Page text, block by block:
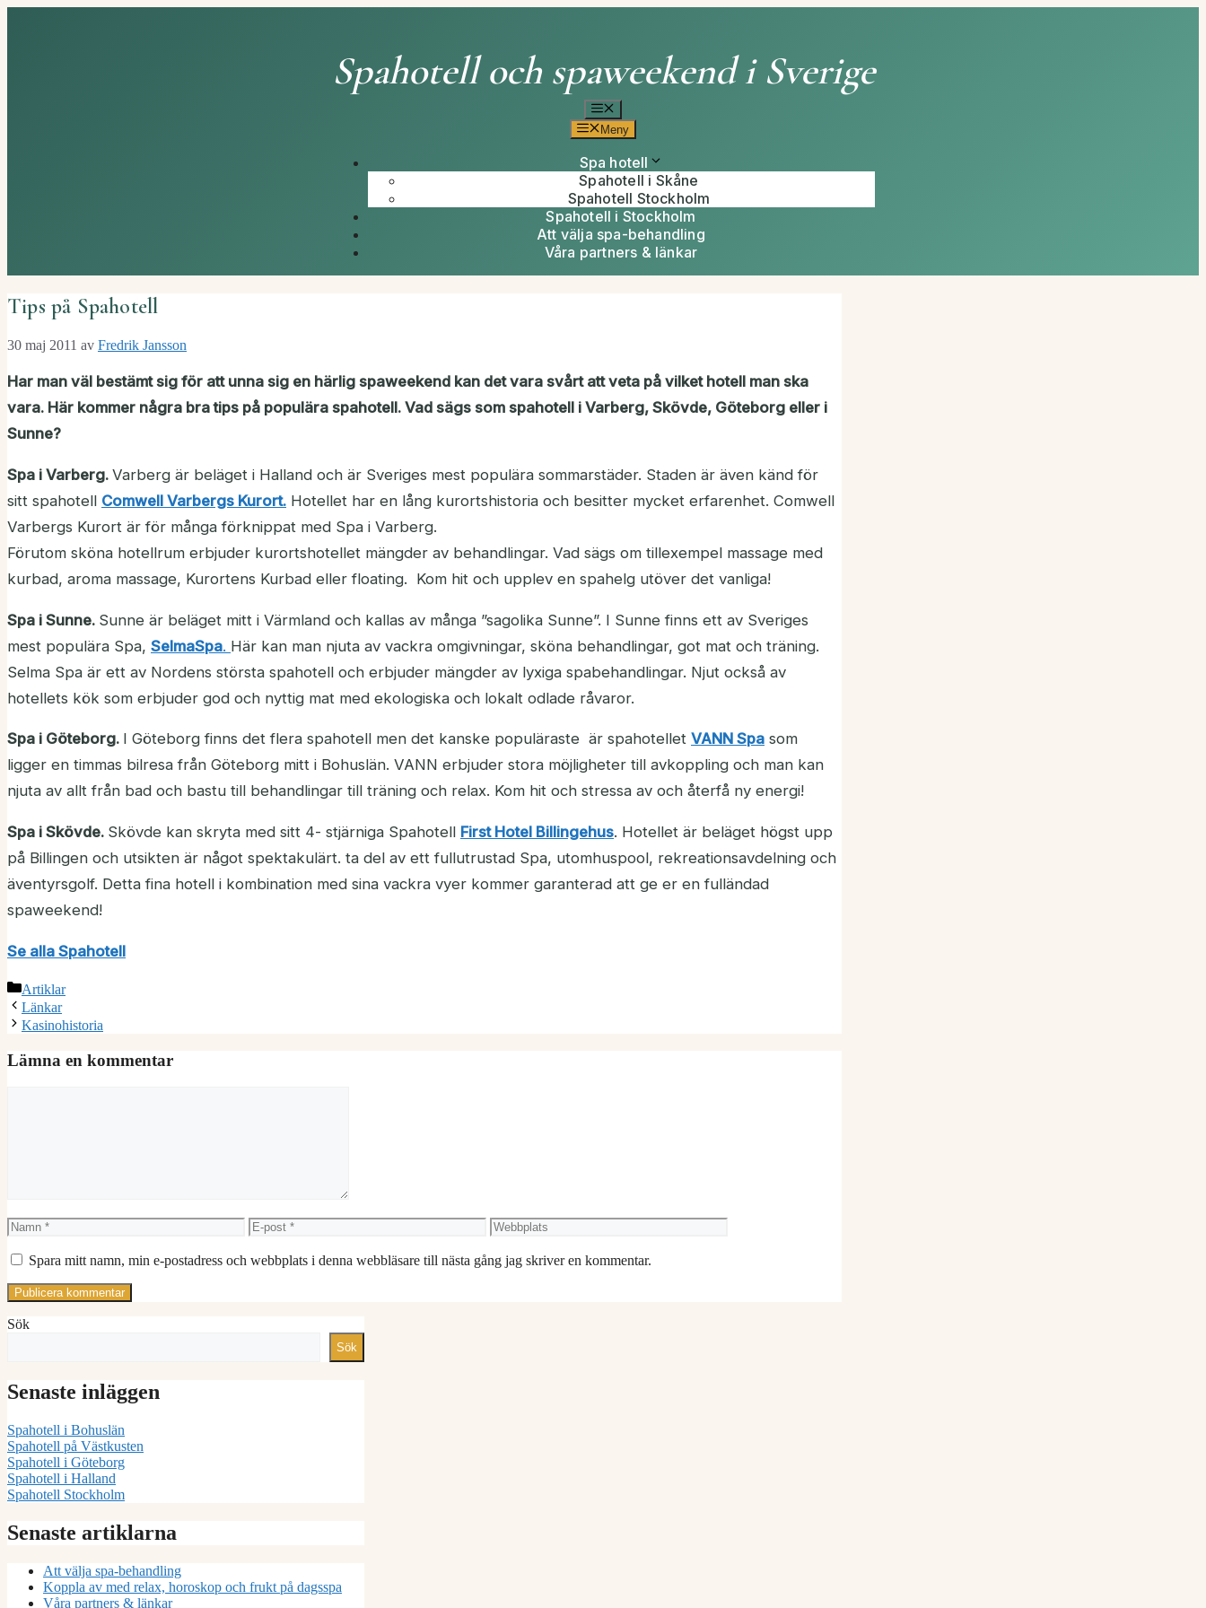
Spahotell och spaweekend i Sverige
Meny
Spa hotell
Spahotell i Skåne
Spahotell Stockholm
Spahotell i Stockholm
Att välja spa-behandling
Våra partners & länkar
Tips på Spahotell
30 maj 2011 av Fredrik Jansson
Har man väl bestämt sig för att unna sig en härlig spaweekend kan det vara svårt att veta på vilket hotell man ska
vara. Här kommer några bra tips på populära spahotell. Vad sägs som spahotell i Varberg, Skövde, Göteborg eller i
Sunne?
Spa i Varberg. Varberg är beläget i Halland och är Sveriges mest populära sommarstäder. Staden är även känd för
sitt spahotell Comwell Varbergs Kurort. Hotellet har en lång kurortshistoria och besitter mycket erfarenhet. Comwell
Varbergs Kurort är för många förknippat med Spa i Varberg.
Förutom sköna hotellrum erbjuder kurortshotellet mängder av behandlingar. Vad sägs om tillexempel massage med
kurbad, aroma massage, Kurortens Kurbad eller floating. Kom hit och upplev en spahelg utöver det vanliga!
Spa i Sunne. Sunne är beläget mitt i Värmland och kallas av många ”sagolika Sunne”. I Sunne finns ett av Sveriges
mest populära Spa, SelmaSpa. Här kan man njuta av vackra omgivningar, sköna behandlingar, got mat och träning.
Selma Spa är ett av Nordens största spahotell och erbjuder mängder av lyxiga spabehandlingar. Njut också av
hotellets kök som erbjuder god och nyttig mat med ekologiska och lokalt odlade råvaror.
Spa i Göteborg. I Göteborg finns det flera spahotell men det kanske populäraste är spahotellet VANN Spa som
ligger en timmas bilresa från Göteborg mitt i Bohuslän. VANN erbjuder stora möjligheter till avkoppling och man kan
njuta av allt från bad och bastu till behandlingar till träning och relax. Kom hit och stressa av och återfå ny energi!
Spa i Skövde. Skövde kan skryta med sitt 4- stjärniga Spahotell First Hotel Billingehus. Hotellet är beläget högst upp
på Billingen och utsikten är något spektakulärt. ta del av ett fullutrustad Spa, utomhuspool, rekreationsavdelning och
äventyrsgolf. Detta fina hotell i kombination med sina vackra vyer kommer garanterad att ge er en fulländad
spaweekend!
Se alla Spahotell
Kategorier
Artiklar
Länkar
Kasinohistoria
Lämna en kommentar
Namn
E-
post
Webbplats
Spara mitt namn, min e-postadress och webbplats i denna webbläsare till nästa gång jag skriver en kommentar.
Sök
Sök
Senaste inläggen
Spahotell i Bohuslän
Spahotell på Västkusten
Spahotell i Göteborg
Spahotell i Halland
Spahotell Stockholm
Senaste artiklarna
Att välja spa-behandling
Koppla av med relax, horoskop och frukt på dagsspa
Våra partners & länkar